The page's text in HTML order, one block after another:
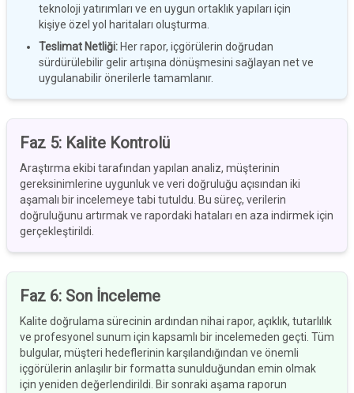
teknoloji yatırımları ve en uygun ortaklık yapıları için
kişiye özel yol haritaları oluşturma.
Teslimat Netliği: Her rapor, içgörülerin doğrudan
sürdürülebilir gelir artışına dönüşmesini sağlayan net ve
uygulanabilir önerilerle tamamlanır.
Faz 5: Kalite Kontrolü
Araştırma ekibi tarafından yapılan analiz, müşterinin
gereksinimlerine uygunluk ve veri doğruluğu açısından iki
aşamalı bir incelemeye tabi tutuldu. Bu süreç, verilerin
doğruluğunu artırmak ve rapordaki hataları en aza indirmek için
gerçekleştirildi.
Faz 6: Son İnceleme
Kalite doğrulama sürecinin ardından nihai rapor, açıklık, tutarlılık
ve profesyonel sunum için kapsamlı bir incelemeden geçti. Tüm
bulgular, müşteri hedeflerinin karşılandığından ve önemli
içgörülerin anlaşılır bir formatta sunulduğundan emin olmak
için yeniden değerlendirildi. Bir sonraki aşama raporun